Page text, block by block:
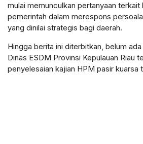
mulai memunculkan pertanyaan terkait
pemerintah dalam merespons
yang dinilai strategis bagi daerah.
Hingga berita ini diterbitkan, belum
Dinas ESDM Provinsi Kepulauan Riau
penyelesaian kajian HPM pasir kuarsa